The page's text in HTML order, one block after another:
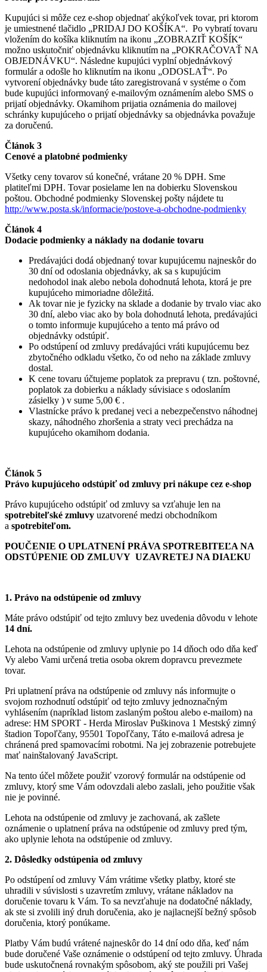
Kupujúci si môže cez e-shop objednať akýkoľvek tovar, pri ktorom
je umiestnené tlačidlo „PRIDAJ DO KOŠÍKA“. Po vybratí tovaru
vložením do košíka kliknutím na ikonu „ZOBRAZIŤ KOŠÍK“
možno uskutočniť objednávku kliknutím na „POKRAČOVAŤ NA
OBJEDNÁVKU“. Následne kupujúci vyplní objednávkový
formulár a odošle ho kliknutím na ikonu „ODOSLAŤ“. Po
vytvorení objednávky bude táto zaregistrovaná v systéme o čom
bude kupujúci informovaný e-mailovým oznámením alebo SMS o
prijatí objednávky. Okamihom prijatia oznámenia do mailovej
schránky kupujúceho o prijatí objednávky sa objednávka považuje
za doručenú.
Článok 3
Cenové a platobné podmienky
Všetky ceny tovarov sú konečné, vrátane 20 % DPH. Sme
platiteľmi DPH. Tovar posielame len na dobierku Slovenskou
poštou. Obchodné podmienky Slovenskej pošty nájdete tu
http://www.posta.sk/informacie/postove-a-obchodne-podmienky
Článok 4
Dodacie podmienky a náklady na dodanie tovaru
Predávajúci dodá objednaný tovar kupujúcemu najneskôr do
30 dní od odoslania objednávky, ak sa s kupujúcim
nedohodol inak alebo nebola dohodnutá lehota, ktorá je pre
kupujúceho mimoriadne dôležitá.
Ak tovar nie je fyzicky na sklade a dodanie by trvalo viac ako
30 dní, alebo viac ako by bola dohodnutá lehota, predávajúci
o tomto informuje kupujúceho a tento má právo od
objednávky odstúpiť.
Po odstúpení od zmluvy predávajúci vráti kupujúcemu bez
zbytočného odkladu všetko, čo od neho na základe zmluvy
dostal.
K cene tovaru účtujeme poplatok za prepravu ( tzn. poštovné,
poplatok za dobierku a náklady súvisiace s odoslaním
zásielky ) v sume 5,00 € .
Vlastnícke právo k predanej veci a nebezpečenstvo náhodnej
skazy, náhodného zhoršenia a straty veci prechádza na
kupujúceho okamihom dodania.
Článok 5
Právo kupujúceho odstúpiť od zmluvy pri nákupe cez e-shop
Právo kupujúceho odstúpiť od zmluvy sa vzťahuje len na
spotrebiteľské zmluvy uzatvorené medzi obchodníkom
a spotrebiteľom.
POUČENIE O UPLATNENÍ PRÁVA SPOTREBITEĽA NA
ODSTÚPENIE OD ZMLUVY UZAVRETEJ NA DIAĽKU
1. Právo na odstúpenie od zmluvy
Máte právo odstúpiť od tejto zmluvy bez uvedenia dôvodu v lehote
14 dní.
Lehota na odstúpenie od zmluvy uplynie po 14 dňoch odo dňa keď
Vy alebo Vami určená tretia osoba okrem dopravcu prevezmete
tovar.
Pri uplatnení práva na odstúpenie od zmluvy nás informujte o
svojom rozhodnutí odstúpiť od tejto zmluvy jednoznačným
vyhlásením (napríklad listom zaslaným poštou alebo e-mailom) na
adrese: HM SPORT - Herda Miroslav Puškinova 1 Mestský zimný
štadion Topoľčany, 95501 Topoľčany, Táto e-mailová adresa je
chránená pred spamovacími robotmi. Na jej zobrazenie potrebujete
mať nainštalovaný JavaScript.
Na tento účel môžete použiť vzorový formulár na odstúpenie od
zmluvy, ktorý sme Vám odovzdali alebo zaslali, jeho použitie však
nie je povinné.
Lehota na odstúpenie od zmluvy je zachovaná, ak zašlete
oznámenie o uplatnení práva na odstúpenie od zmluvy pred tým,
ako uplynie lehota na odstúpenie od zmluvy.
2. Dôsledky odstúpenia od zmluvy
Po odstúpení od zmluvy Vám vrátime všetky platby, ktoré ste
uhradili v súvislosti s uzavretím zmluvy, vrátane nákladov na
doručenie tovaru k Vám. To sa nevzťahuje na dodatočné náklady,
ak ste si zvolili iný druh doručenia, ako je najlacnejší bežný spôsob
doručenia, ktorý ponúkame.
Platby Vám budú vrátené najneskôr do 14 dní odo dňa, keď nám
bude doručené Vaše oznámenie o odstúpení od tejto zmluvy. Úhrada
bude uskutočnená rovnakým spôsobom, aký ste použili pri Vašej